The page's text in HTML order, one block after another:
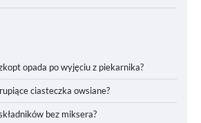
opada po wyjęciu z piekarnika?
ciasteczka owsiane?
bez miksera?